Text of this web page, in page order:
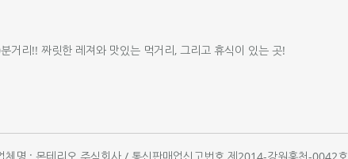
거리!! 짜릿한 레져와 맛있는 먹거리, 그리고 휴식이 있는 곳!